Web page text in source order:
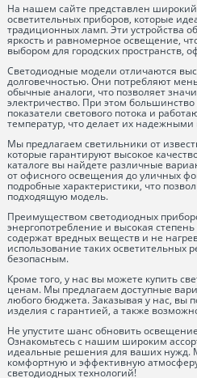
На нашем сайте представлен
осветительных приборов, которые
традиционных ламп. Эти устройства
яркость и равномерное освещение,
выбором для городских пространств,
Светодиодные модели отличаются
долговечностью. Они потребляют
обычные аналоги, что позволяет
электричество. При этом
показатели светового потока и
температур, что делает их
Мы предлагаем светильники от
которые гарантируют высокое
каталоге вы найдете различные
от офисного освещения до уличных
подробные характеристики, что
подходящую модель.
Преимуществом светодиодных
энергопотребление и высокая
содержат вредных веществ и не
использование таких
безопасным.
Кроме того, у нас вы можете купить
ценам. Мы предлагаем доступные
любого бюджета. Заказывая у нас, вы
изделия с гарантией, а также
Не упустите шанс обновить
Ознакомьтесь с нашим широким
идеальные решения для ваших нужд.
комфортную и эффективную
светодиодных технологий!